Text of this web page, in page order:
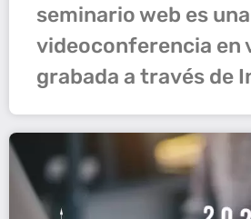
seminario web es una
videoconferencia en
grabada a través de